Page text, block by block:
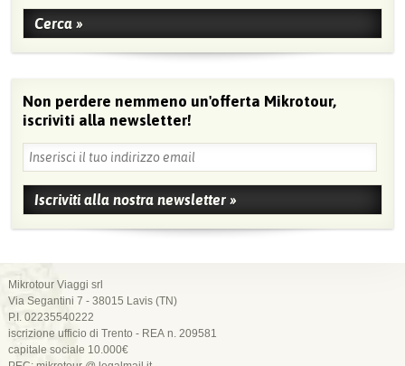
Non perdere nemmeno un'offerta Mikrotour,
iscriviti alla newsletter!
Mikrotour Viaggi srl
Via Segantini 7 - 38015 Lavis (TN)
P.I. 02235540222
iscrizione ufficio di Trento - REA n. 209581
capitale sociale 10.000€